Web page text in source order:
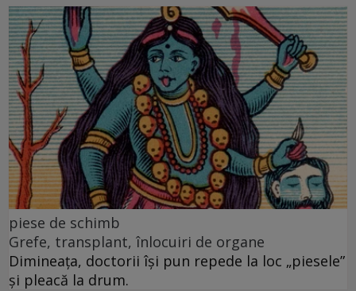
piese de schimb
Grefe, transplant, înlocuiri de organe
Dimineața, doctorii își pun repede la loc „piesele”
și pleacă la drum.